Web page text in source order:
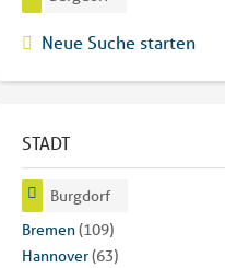
Neue Suche starten
STADT
Burgdorf
Bremen(109)
Hannover(63)